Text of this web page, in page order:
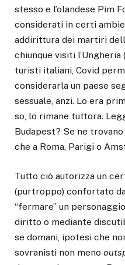
stesso e l’olandese Pim
considerati in certi
addirittura dei martiri
chiunque visiti
turisti italiani, Covid
considerarla un paese
sessuale, anzi. Lo era
so, lo rimane tuttora.
Budapest? Se ne
che a Roma, Parigi o
Tutto ciò autorizza un
(purtroppo) confortato
“fermare” un
diritto o mediante
se domani, ipotesi che
sovranisti non meno